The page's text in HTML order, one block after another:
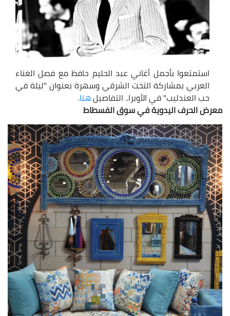
استمتعوا بأجمل أغاني عبد الحليم حافظ مع فصل الغناء
العربي بمشاركة التخت الشرقي وسهرة بعنوان "ليلة في
حب العندليب" في الأوبرا.. التفاصيلهنا.
معرض الحرف اليدوية في سوق الفسطاط